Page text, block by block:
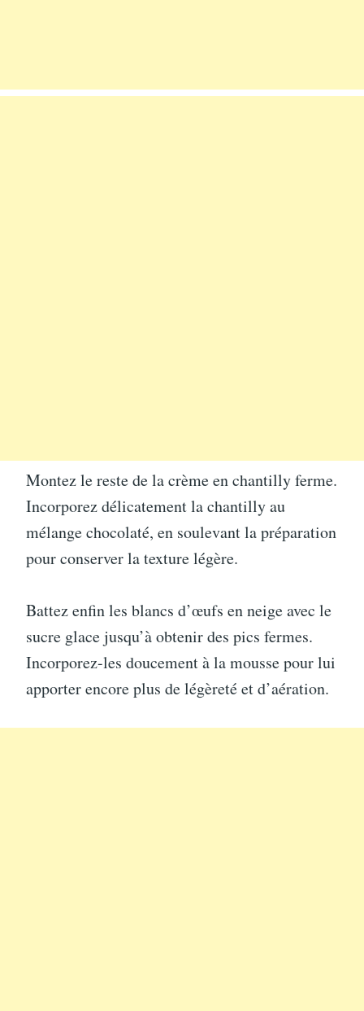
Montez le reste de la crème en chantilly ferme.
Incorporez délicatement la chantilly au
mélange chocolaté, en soulevant la préparation
pour conserver la texture légère.
Battez enfin les blancs d’œufs en neige avec le
sucre glace jusqu’à obtenir des pics fermes.
Incorporez-les doucement à la mousse pour lui
apporter encore plus de légèreté et d’aération.